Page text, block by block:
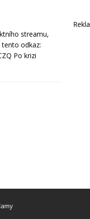
streamu,
odkaz:
Po krizi